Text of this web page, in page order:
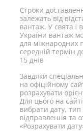
Строки
залежать від
вантаж. У свята і
України вантаж
для міжнародних
середній термін
15 днів
Завдяки
на офіційному
розрахувати
Для цього на
вибрати дату,
відправлення та
«Розрахувати